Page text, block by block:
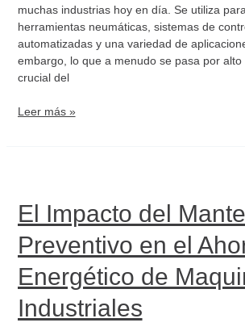
muchas industrias hoy en día. Se utiliza
herramientas neumáticas, sistemas de
automatizadas y una variedad de
embargo, lo que a menudo se pasa por alto
crucial del
Leer más »
El Impacto del
Preventivo en el
Energético de
Industriales
del
Mantenimiento
Preventivo
en
el
Ahorro
Energético
de